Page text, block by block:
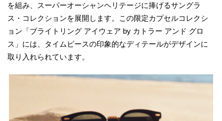
を組み、スーパーオーシャンヘリテージに捧げるサングラ
ス・コレクションを展開します。この限定カプセルコレクシ
ョン「ブライトリング アイウェア by カトラー アンド グロ
ス」には、タイムピースの印象的なディテールがデザインに
取り入れられています。